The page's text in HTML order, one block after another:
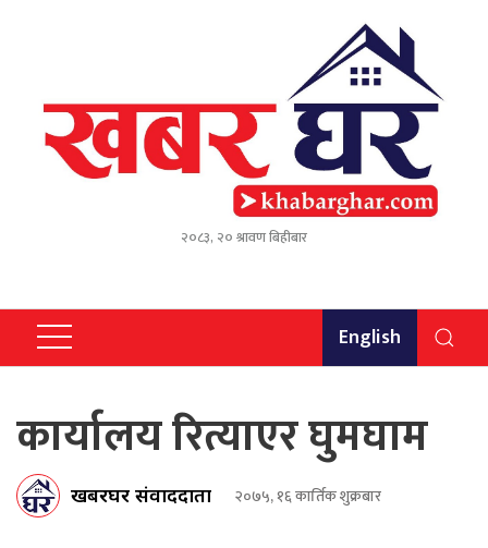
२०८३, २० श्रावण बिहीबार
English
कार्यालय रित्याएर घुमघाम
खबरघर संवाददाता २०७५, १६ कार्तिक शुक्रबार